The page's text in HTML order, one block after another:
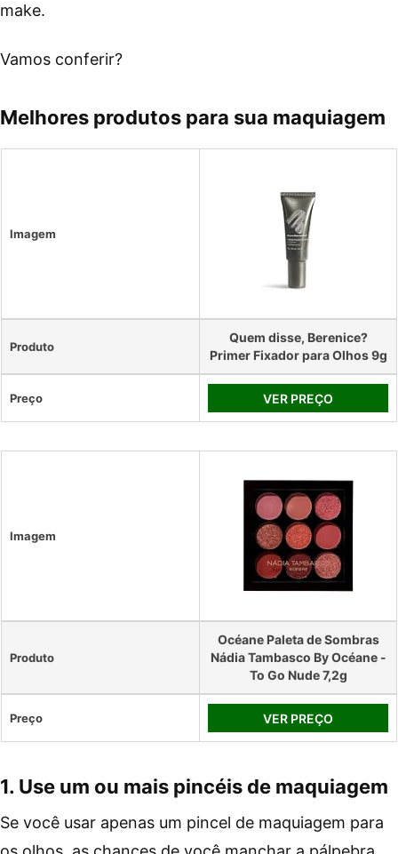
make.
Vamos conferir?
Melhores produtos para sua maquiagem
Imagem
Produto
Quem disse, Berenice?
Primer Fixador para Olhos 9g
Preço VER PREÇO
Imagem
Produto
Océane Paleta de Sombras
Nádia Tambasco By Océane -
To Go Nude 7,2g
Preço VER PREÇO
1. Use um ou mais pincéis de maquiagem
Se você usar apenas um pincel de maquiagem para